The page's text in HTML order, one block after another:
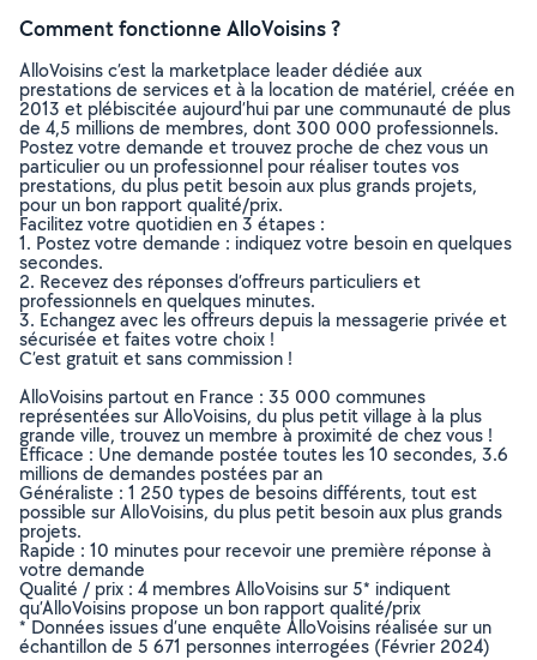
Comment fonctionne AlloVoisins ?
AlloVoisins c’est la marketplace leader dédiée aux
prestations de services et à la location de matériel, créée en
2013 et plébiscitée aujourd’hui par une communauté de plus
de 4,5 millions de membres, dont 300 000 professionnels.
Postez votre demande et trouvez proche de chez vous un
particulier ou un professionnel pour réaliser toutes vos
prestations, du plus petit besoin aux plus grands projets,
pour un bon rapport qualité/prix.
Facilitez votre quotidien en 3 étapes :
1. Postez votre demande : indiquez votre besoin en quelques
secondes.
2. Recevez des réponses d’offreurs particuliers et
professionnels en quelques minutes.
3. Echangez avec les offreurs depuis la messagerie privée et
sécurisée et faites votre choix !
C’est gratuit et sans commission !
AlloVoisins partout en France : 35 000 communes
représentées sur AlloVoisins, du plus petit village à la plus
grande ville, trouvez un membre à proximité de chez vous !
Efficace : Une demande postée toutes les 10 secondes, 3.6
millions de demandes postées par an
Généraliste : 1 250 types de besoins différents, tout est
possible sur AlloVoisins, du plus petit besoin aux plus grands
projets.
Rapide : 10 minutes pour recevoir une première réponse à
votre demande
Qualité / prix : 4 membres AlloVoisins sur 5* indiquent
qu’AlloVoisins propose un bon rapport qualité/prix
* Données issues d’une enquête AlloVoisins réalisée sur un
échantillon de 5 671 personnes interrogées (Février 2024)